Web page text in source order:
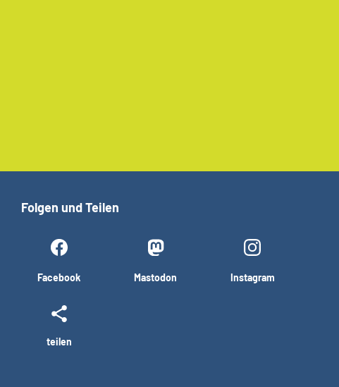
Folgen und Teilen
Facebook Mastodon Instagram
teilen